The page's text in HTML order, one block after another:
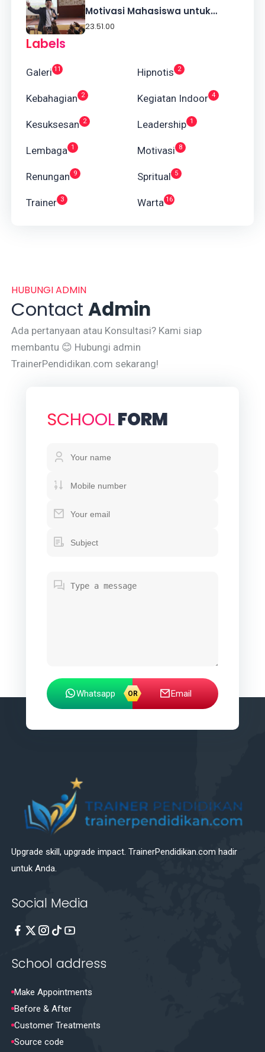
Motivasi Mahasiswa untuk
Sukses
23.51.00
Labels
Galeri 11 Hipnotis 2
Kebahagian 2 Kegiatan Indoor 4
Kesuksesan 2 Leadership 1
Lembaga 1 Motivasi 8
Renungan 9 Spritual 5
Trainer 3 Warta 16
HUBUNGI ADMIN
ContactAdmin
Ada pertanyaan atau Konsultasi? Kami siap
membantu 😊 Hubungi admin
TrainerPendidikan.com sekarang!
SCHOOLFORM
Whatsapp Email
Upgrade skill, upgrade impact. TrainerPendidikan.com hadir
untuk Anda.
Social Media
School address
Make Appointments
Before & After
Customer Treatments
Source code